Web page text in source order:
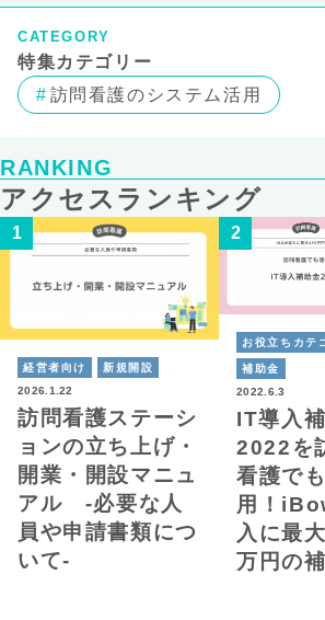
CATEGORY
特集カテゴリー
訪問看護のシステム活用
RANKING
アクセスランキング
経営者向け
新規開設
2026.1.22
訪問看護ステーシ
ョンの立ち上げ・
開業・開設マニュ
アル -必要な人
員や申請書類につ
いて-
お役立ちカテ
補助金
2022.6.3
IT導入
2022を
看護で
用！
入に最
万円の